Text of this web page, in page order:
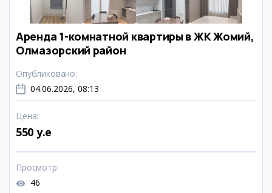
Аренда 1-комнатной квартиры в ЖК Жомий,
Олмазорский район
Опубликовано:
04.06.2026, 08:13
Цена:
550 y.e
Просмотр:
46